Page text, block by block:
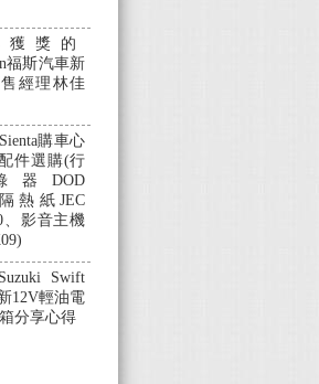
獲獎的
福斯汽車新
經理林佳
購車心
件選購(行
器DOD
熱紙JEC
、影音主機
Swift
12V輕油電
分享心得